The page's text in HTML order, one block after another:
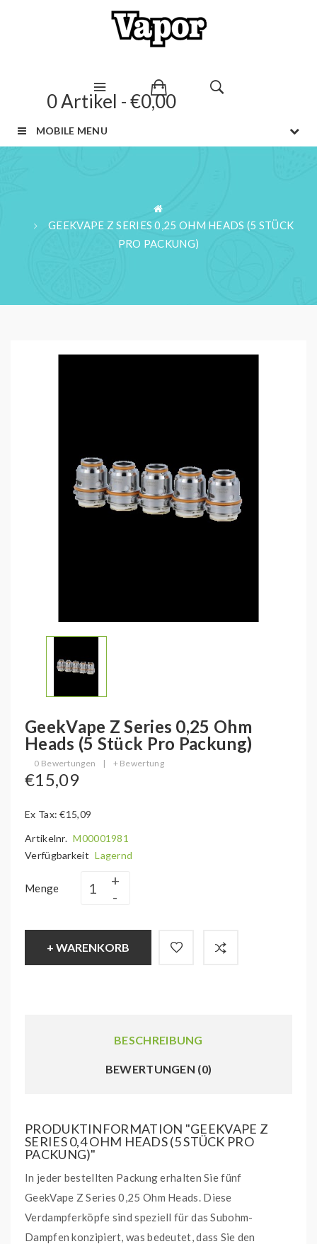
0 Artikel - €0,00
MOBILE MENU
GEEKVAPE Z SERIES 0,25 OHM HEADS (5 STÜCK
PRO PACKUNG)
GeekVape Z Series 0,25 Ohm
Heads (5 Stück Pro Packung)
0 Bewertungen | + Bewertung
€15,09
Ex Tax: €15,09
Artikelnr. M00001981
Verfügbarkeit Lagernd
Menge
+ WARENKORB
BESCHREIBUNG
BEWERTUNGEN (0)
PRODUKTINFORMATION "GEEKVAPE Z
SERIES 0,4 OHM HEADS (5 STÜCK PRO
PACKUNG)"
In jeder bestellten Packung erhalten Sie fünf
GeekVape Z Series 0,25 Ohm Heads. Diese
Verdampferköpfe sind speziell für das Subohm-
Dampfen konzipiert, was bedeutet, dass Sie den